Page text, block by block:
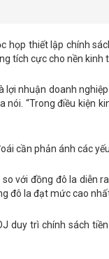
họp thiết lập chính
tích cực cho nền kinh
lợi nhuận doanh
nói. “Trong điều kiện
cần phản ánh các
với đồng đô la diễn
đô la đạt mức cao
duy trì chính sách